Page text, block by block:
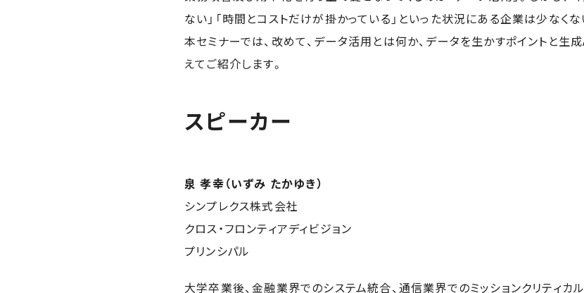
ない」「時間とコストだけが掛かっている」といった状況にある企業は少なくな
本セミナーでは、改めて、データ活用とは何か、データを生かすポイントと
えてご紹介します。
スピーカー
泉 孝幸（いずみ たかゆき）
シンプレクス株式会社
クロス・フロンティアディビジョン
プリンシパル
大学卒業後、金融業界でのシステム統合、通信業界でのミッションクリティカ